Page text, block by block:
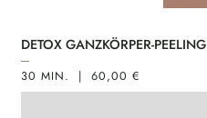
DETOX GANZKÖRPER-PEELING
30 MIN. | 60,00 €